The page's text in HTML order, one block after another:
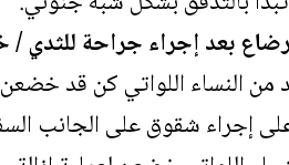
بعد إجراء جراحة للثدي /
من النساء اللواتي كن قد
إجراء شقوق على الجانب